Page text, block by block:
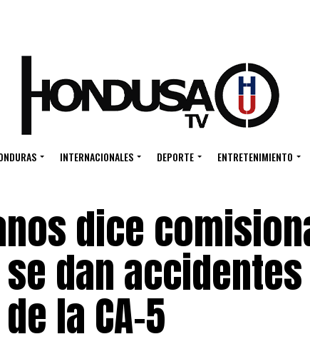
INTERNACIONALES DEPORTE ENTRETENIMIENTO
dice
se dan
la CA-5